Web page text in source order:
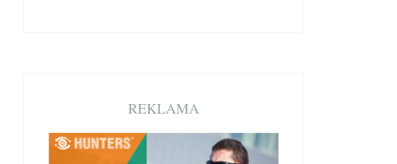
REKLAMA